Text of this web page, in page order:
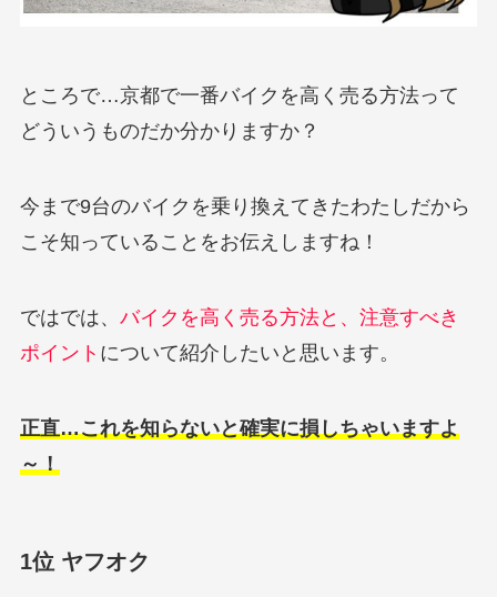
ところで…京都で一番バイクを高く売る方法って
どういうものだか分かりますか？
今まで9台のバイクを乗り換えてきたわたしだから
こそ知っていることをお伝えしますね！
ではでは、 バイクを高く売る方法と、注意すべき
ポイント について紹介したいと思います。
正直…これを知らないと確実に損しちゃいますよ
～！
1位 ヤフオク